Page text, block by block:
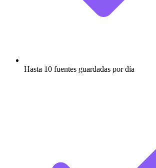
Hasta 10 fuentes guardadas por día